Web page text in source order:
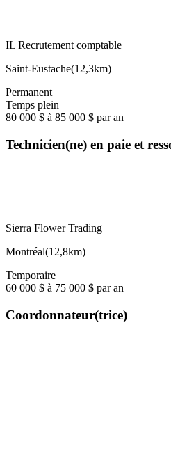
IL Recrutement comptable
Saint-Eustache(12,3km)
Permanent
Temps plein
80 000 $ à 85 000 $ par an
Technicien(ne) en paie et
Sierra Flower Trading
Montréal(12,8km)
Temporaire
60 000 $ à 75 000 $ par an
Coordonnateur(trice)